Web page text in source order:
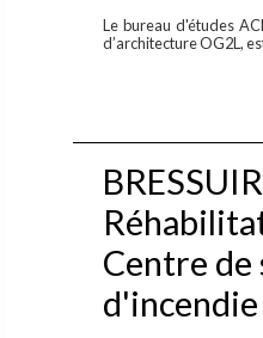
Le bureau d'études
d’architecture OG2L,
Centre de
d'incendie